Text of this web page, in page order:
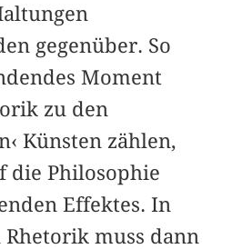
gegenüber. So
Moment
zu den
Künsten zählen,
die Philosophie
Effektes. In
Rhetorik muss dann